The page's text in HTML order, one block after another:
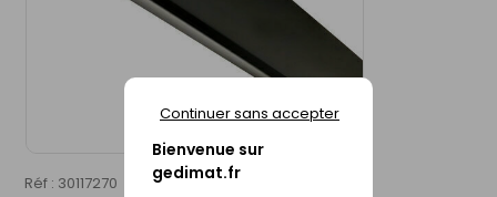
Bienvenue sur
gedimat.fr
Continuer sans accepter
Réf : 30117270 NICOLL